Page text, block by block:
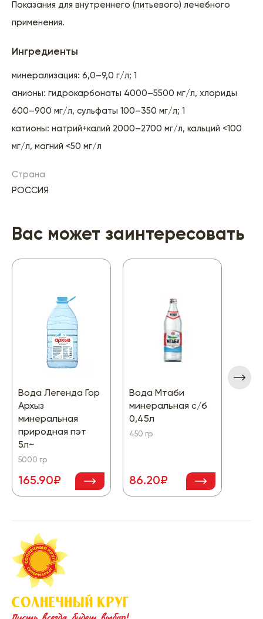
Показания для внутреннего (питьевого) лечебного
применения.
Ингредиенты
минерализация: 6,0–9,0 г/л; 1
анионы: гидрокарбонаты 4000–5500 мг/л, хлориды
600–900 мг/л, сульфаты 100–350 мг/л; 1
катионы: натрий+калий 2000–2700 мг/л, кальций <100
мг/л, магний <50 мг/л
Страна
РОССИЯ
Вас может заинтересовать
Вода Легенда Гор
Архыз
минеральная
природная пэт
5л~
5000 гр
165.90₽
Вода Мтаби
минеральная с/б
0,45л
450 гр
86.20₽